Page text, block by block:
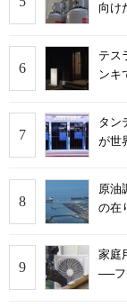
向け
テス
ンキ
タン
が世
原油
の在
家庭
──フ